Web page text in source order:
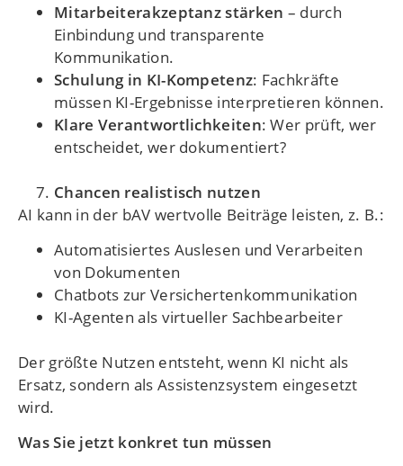
Mitarbeiterakzeptanz stärken – durch
Einbindung und transparente
Kommunikation.
Schulung in KI-Kompetenz: Fachkräfte
müssen KI-Ergebnisse interpretieren können.
Klare Verantwortlichkeiten: Wer prüft, wer
entscheidet, wer dokumentiert?
Chancen realistisch nutzen
AI kann in der bAV wertvolle Beiträge leisten, z. B.:
Automatisiertes Auslesen und Verarbeiten
von Dokumenten
Chatbots zur Versichertenkommunikation
KI-Agenten als virtueller Sachbearbeiter
Der größte Nutzen entsteht, wenn KI nicht als
Ersatz, sondern als Assistenzsystem eingesetzt
wird.
Was Sie jetzt konkret tun müssen